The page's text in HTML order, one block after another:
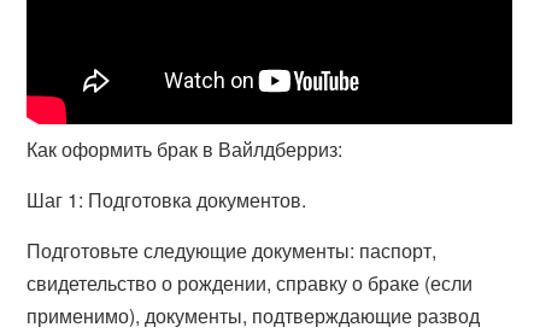
Как оформить брак в Вайлдберриз:
Шаг 1: Подготовка документов.
Подготовьте следующие документы: паспорт,
свидетельство о рождении, справку о браке (если
применимо), документы, подтверждающие развод